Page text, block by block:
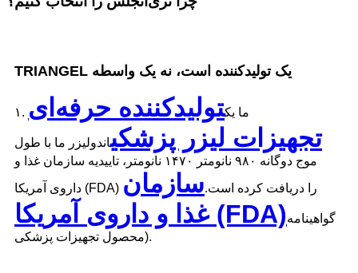
TRIANGEL یک تولیدکننده است، نه یک واسطه
۱. ما یکتولیدکننده حرفه‌ای
تجهیزات لیزر پزشکیاندولیزر ما با طول
موج دوگانه ۹۸۰ نانومتر ۱۴۷۰ نانومتر، تاییدیه سازمان غذا و
داروی آمریکا (FDA) را دریافت کرده است.سازمان
غذا و داروی آمریکا (FDA)گواهینامه
محصول تجهیزات پزشکی).